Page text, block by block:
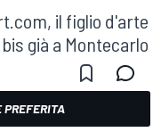
il figlio d'arte
già a Montecarlo
PREFERITA